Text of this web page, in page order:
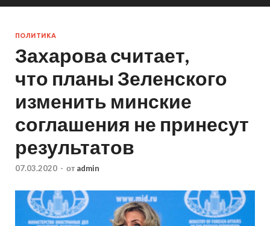
ПОЛИТИКА
Захарова считает,
что планы Зеленского
изменить минские
соглашения не принесут
результатов
07.03.2020 - от admin